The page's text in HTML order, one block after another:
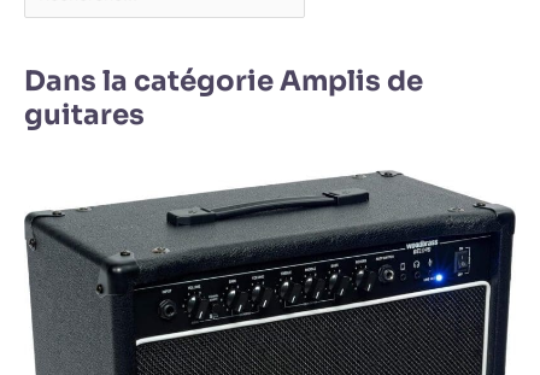
Dans la catégorie Amplis de
guitares